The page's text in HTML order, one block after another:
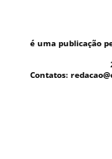
é uma publicação
Contatos: